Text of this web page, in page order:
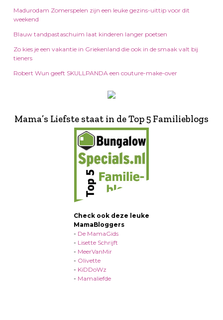
Madurodam Zomerspelen zijn een leuke gezins-uittip voor dit
weekend
Blauw tandpastaschuim laat kinderen langer poetsen
Zo kies je een vakantie in Griekenland die ook in de smaak valt bij
tieners
Robert Wun geeft SKULLPANDA een couture-make-over
Mama’s Liefste staat in de Top 5 Familieblogs
Check ook deze leuke
MamaBloggers
- De MamaGids
- Lisette Schrijft
- MeerVanMir
- Olivette
- KiDDoWz
- Mamaliefde